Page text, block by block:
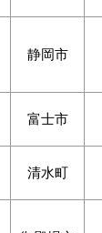
静岡市
富士市
清水町